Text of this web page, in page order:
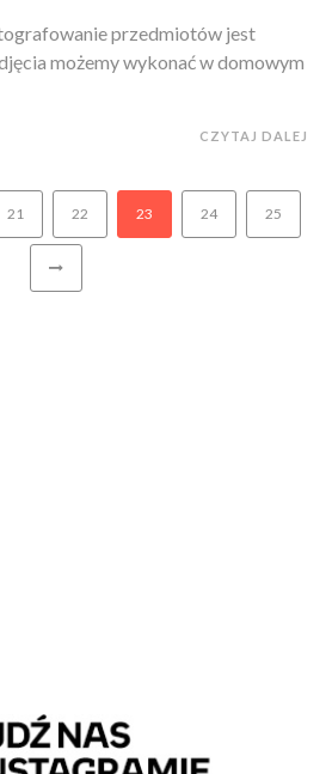
przedmiotów jest
możemy wykonać w domowym
CZYTAJ DALEJ
21 22 23 24 25